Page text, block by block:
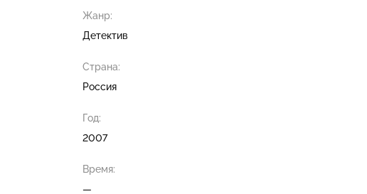
Жанр:
Детектив
Страна:
Россия
Год:
2007
Время:
—